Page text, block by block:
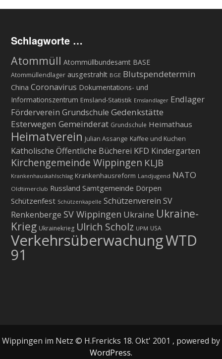
Schlagworte …
Atommüll Atommüllbundesamt BASE
Atommüllendlager ausgestrahlt BGE Blutspendetermin
China Coronavirus Dokumentations- und
Informationszentrum Emsland-Statistik Emslandlager Endlager
Förderverein Grundschule Gedenkstätte
Esterwegen Gemeinderat Grundschule Heimathaus
Heimatverein Julian Assange Kaffee und Kuchen
Katholische Öffentliche Bücherei KFD Kindergarten
Kirchengemeinde Wippingen KLJB
Krankenhauskahlschlag Krankenhausreform Landjugend NATO
Oldtimerclub Russland Samtgemeinde Dörpen
Schützenfest Schützenkapelle Schützenverein SV
Renkenberge SV Wippingen Ukraine Ukraine-
Krieg Ukrainekrieg Ulrich Scholz UPM USA
VerkehrsüberwachungWTD
91
Wippingen im Netz © H.Frericks 18. Okt' 2001 , powered by
WordPress.